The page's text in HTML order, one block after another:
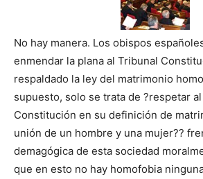
No hay manera. Los obispos
enmendar la plana al Tribunal
respaldado la ley del matrimonio
supuesto, solo se trata de ?respetar
Constitución en su definición de
unión de un hombre y una mujer??
demagógica de esta sociedad
que en esto no hay homofobia